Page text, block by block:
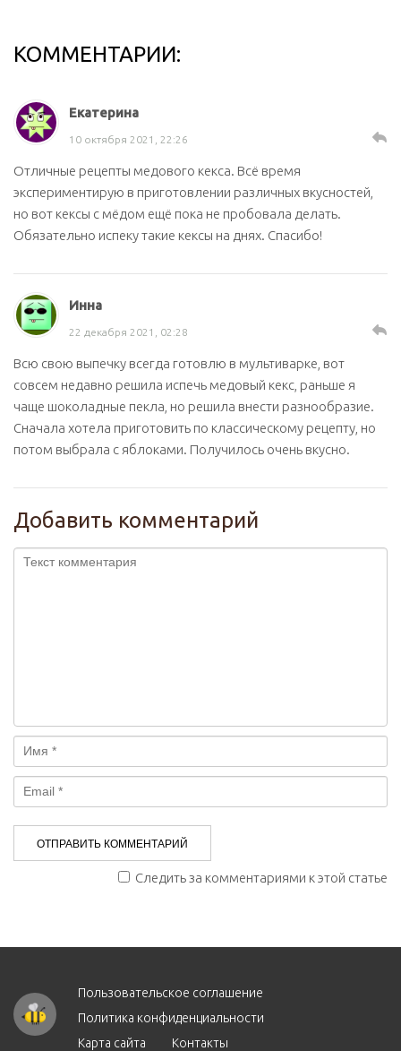
КОММЕНТАРИИ:
Екатерина
10 октября 2021, 22:26
Отличные рецепты медового кекса. Всё время
экспериментирую в приготовлении различных вкусностей,
но вот кексы с мёдом ещё пока не пробовала делать.
Обязательно испеку такие кексы на днях. Спасибо!
Инна
22 декабря 2021, 02:28
Всю свою выпечку всегда готовлю в мультиварке, вот
совсем недавно решила испечь медовый кекс, раньше я
чаще шоколадные пекла, но решила внести разнообразие.
Сначала хотела приготовить по классическому рецепту, но
потом выбрала с яблоками. Получилось очень вкусно.
Добавить комментарий
Следить за комментариями к этой статье
Пользовательское соглашение
Политика конфиденциальности
Карта сайта
Контакты